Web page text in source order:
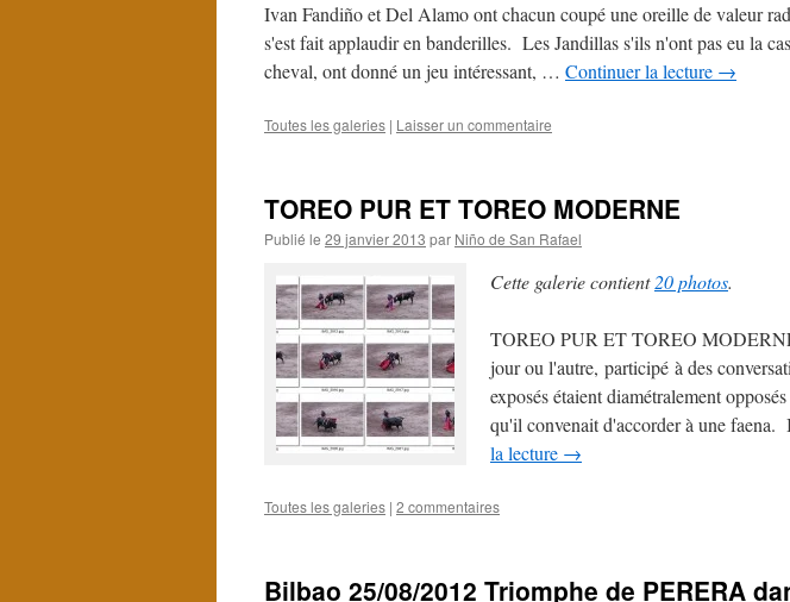
Ivan Fandiño et Del Alamo ont chacun coupé une oreille de valeur
s'est fait applaudir en banderilles. Les Jandillas s'ils n'ont pas eu la
cheval, ont donné un jeu intéressant, … Continuer la lecture →
Toutes les galeries | Laisser un commentaire
TOREO PUR ET TOREO MODERNE
Publié le 29 janvier 2013 par Niño de San Rafael
Cette galerie contient20 photos.
TOREO PUR ET TOREO
jour ou l'autre, participé à des
exposés étaient diamétralement
qu'il convenait d'accorder à une
la lecture →
Toutes les galeries | 2 commentaires
Bilbao 25/08/2012 Triomphe de PERERA